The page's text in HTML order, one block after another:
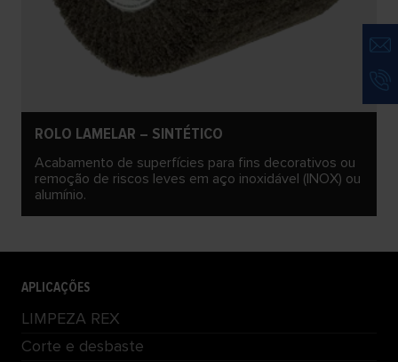
ROLO LAMELAR – SINTÉTICO
Acabamento de superfícies para fins decorativos ou
remoção de riscos leves em aço inoxidável (INOX) ou
alumínio.
APLICAÇÕES
LIMPEZA REX
Corte e desbaste